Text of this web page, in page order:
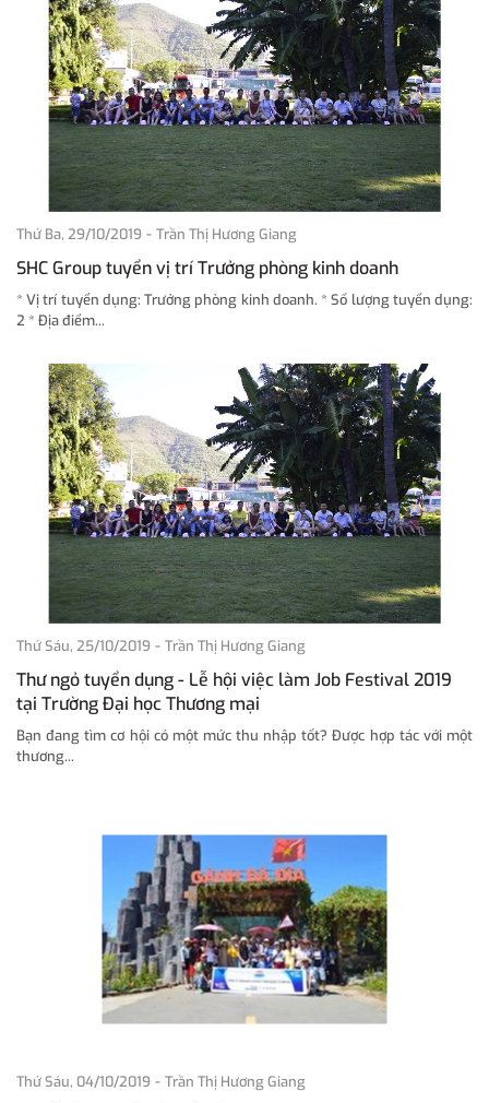
Thứ Ba, 29/10/2019 - Trần Thị Hương Giang
SHC Group tuyển vị trí Trưởng phòng kinh doanh
* Vị trí tuyển dụng: Trưởng phòng kinh doanh. * Số lượng tuyển dụng:
2 * Địa điểm...
Thứ Sáu, 25/10/2019 - Trần Thị Hương Giang
Thư ngỏ tuyển dụng - Lễ hội việc làm Job Festival 2019
tại Trường Đại học Thương mại
Bạn đang tìm cơ hội có một mức thu nhập tốt? Được hợp tác với một
thương...
Thứ Sáu, 04/10/2019 - Trần Thị Hương Giang